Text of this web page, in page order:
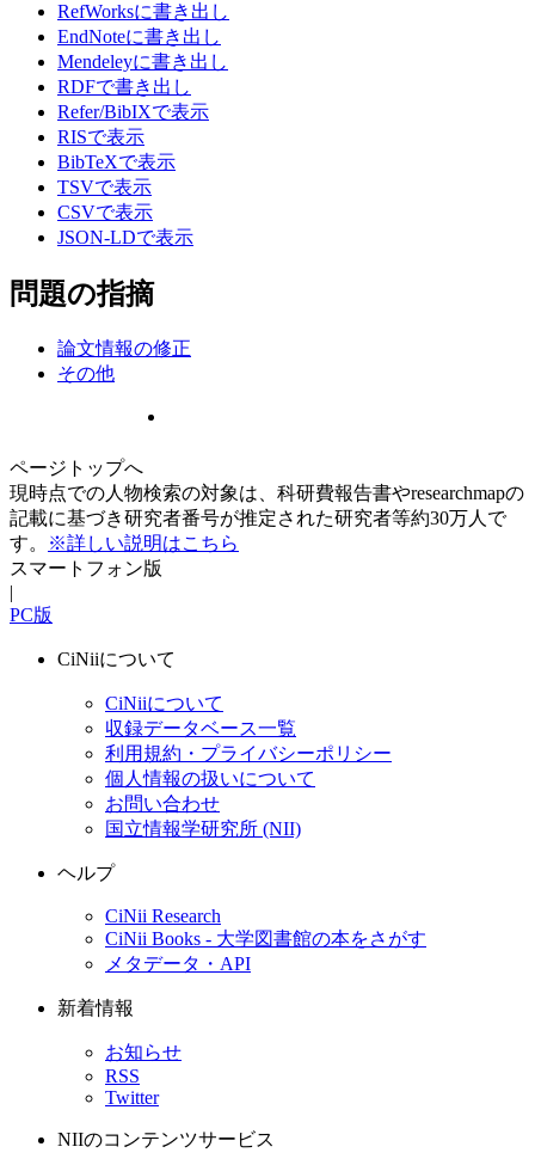
RefWorksに書き出し
EndNoteに書き出し
Mendeleyに書き出し
RDFで書き出し
Refer/BibIXで表示
RISで表示
BibTeXで表示
TSVで表示
CSVで表示
JSON-LDで表示
問題の指摘
論文情報の修正
その他
ページトップへ
現時点での人物検索の対象は、科研費報告書やresearchmapの
記載に基づき研究者番号が推定された研究者等約30万人で
す。
※詳しい説明はこちら
スマートフォン版
|
PC版
CiNiiについて
CiNiiについて
収録データベース一覧
利用規約・プライバシーポリシー
個人情報の扱いについて
お問い合わせ
国立情報学研究所 (NII)
ヘルプ
CiNii Research
CiNii Books - 大学図書館の本をさがす
メタデータ・API
新着情報
お知らせ
RSS
Twitter
NIIのコンテンツサービス